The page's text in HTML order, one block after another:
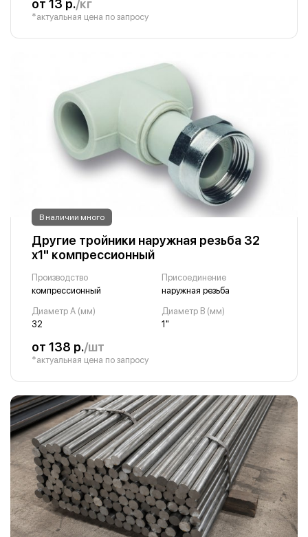
от 13 р./кг
*актуальная цена по запросу
В наличии много
Другие тройники наружная резьба 32
х1" компрессионный
Производство
компрессионный
Присоединение
наружная резьба
Диаметр A (мм)
32
Диаметр B (мм)
1"
от 138 р./шт
*актуальная цена по запросу